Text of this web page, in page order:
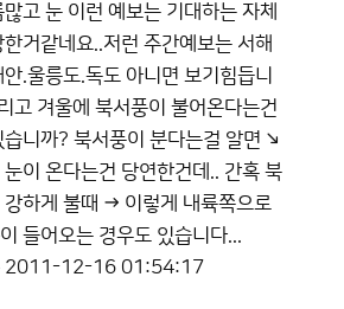
고 눈 이런 예보는 기대하는 자체
한거같네요..저런 주간예보는 서해
안.울릉도.독도 아니면 보기힘듭니
고 겨울에 북서풍이 불어온다는건
습니까? 북서풍이 분다는걸 알면 ↘
눈이 온다는건 당연한건데.. 간혹 북
강하게 불때 → 이렇게 내륙쪽으로
들어오는 경우도 있습니다...
2011-12-16 01:54:17